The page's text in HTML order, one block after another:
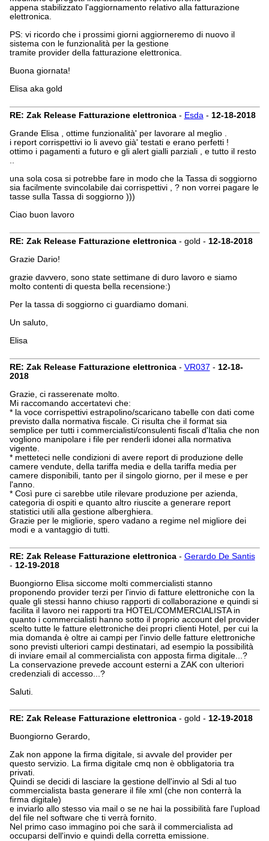
appena stabilizzato l'aggiornamento relativo alla fatturazione
elettronica.
PS: vi ricordo che i prossimi giorni aggiorneremo di nuovo il
sistema con le funzionalità per la gestione
tramite provider della fatturazione elettronica.
Buona giornata!
Elisa aka gold
RE: Zak Release Fatturazione elettronica- Esda- 12-18-2018
Grande Elisa , ottime funzionalità' per lavorare al meglio .
i report corrispettivi io li avevo già' testati e erano perfetti !
ottimo i pagamenti a futuro e gli alert gialli parziali , e tutto il resto
..
una sola cosa si potrebbe fare in modo che la Tassa di soggiorno
sia facilmente svincolabile dai corrispettivi , ? non vorrei pagare le
tasse sulla Tassa di soggiorno )))
Ciao buon lavoro
RE: Zak Release Fatturazione elettronica- gold - 12-18-2018
Grazie Dario!
grazie davvero, sono state settimane di duro lavoro e siamo
molto contenti di questa bella recensione:)
Per la tassa di soggiorno ci guardiamo domani.
Un saluto,
Elisa
RE: Zak Release Fatturazione elettronica- VR037 - 12-18-
2018
Grazie, ci rasserenate molto.
Mi raccomando accertatevi che:
* la voce corrispettivi estrapolino/scaricano tabelle con dati come
previsto dalla normativa fiscale. Ci risulta che il format sia
semplice per tutti i commercialisti/consulenti fiscali d'Italia che non
vogliono manipolare i file per renderli idonei alla normativa
vigente.
* metteteci nelle condizioni di avere report di produzione delle
camere vendute, della tariffa media e della tariffa media per
camere disponibili, tanto per il singolo giorno, per il mese e per
l'anno.
* Così pure ci sarebbe utile rilevare produzione per azienda,
categoria di ospiti e quanto altro riuscite a generare report
statistici utili alla gestione alberghiera.
Grazie per le migliorie, spero vadano a regime nel migliore dei
modi e a vantaggio di tutti.
RE: Zak Release Fatturazione elettronica- Gerardo De Santis
- 12-19-2018
Buongiorno Elisa siccome molti commercialisti stanno
proponendo provider terzi per l'invio di fatture elettroniche con la
quale gli stessi hanno chiuso rapporti di collaborazione e quindi si
facilita il lavoro nei rapporti tra HOTEL/COMMERCIALISTA in
quanto i commercialisti hanno sotto il proprio account del provider
scelto tutte le fatture elettroniche dei propri clienti Hotel, per cui la
mia domanda è oltre ai campi per l'invio delle fatture elettroniche
sono previsti ulteriori campi destinatari, ad esempio la possibilità
di inviare email al commercialista con apposta firma digitale...?
La conservazione prevede account esterni a ZAK con ulteriori
credenziali di accesso...?
Saluti.
RE: Zak Release Fatturazione elettronica- gold - 12-19-2018
Buongiorno Gerardo,
Zak non appone la firma digitale, si avvale del provider per
questo servizio. La firma digitale cmq non è obbligatoria tra
privati.
Quindi se decidi di lasciare la gestione dell'invio al Sdi al tuo
commercialista basta generare il file xml (che non conterrà la
firma digitale)
e inviarlo allo stesso via mail o se ne hai la possibilità fare l'upload
del file nel software che ti verrà fornito.
Nel primo caso immagino poi che sarà il commercialista ad
occuparsi dell'invio e quindi della corretta emissione.